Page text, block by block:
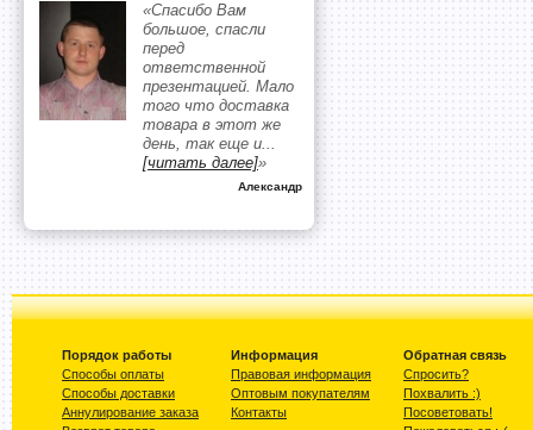
«Спасибо Вам
большое, спасли
перед
ответственной
презентацией. Мало
того что доставка
товара в этот же
день, так еще и...
[читать далее]»
Александр
Порядок работы
Способы оплаты
Способы доставки
Аннулирование заказа
Информация
Правовая информация
Оптовым покупателям
Контакты
Обратная связь
Спросить?
Похвалить :)
Посоветовать!